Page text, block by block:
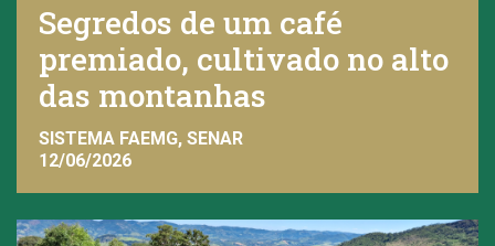
Segredos de um café
premiado, cultivado no alto
das montanhas
SISTEMA FAEMG, SENAR
12/06/2026